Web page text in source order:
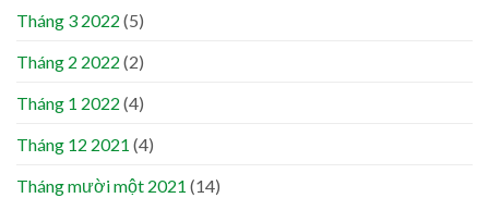
Tháng 3 2022 (5)
Tháng 2 2022 (2)
Tháng 1 2022 (4)
Tháng 12 2021 (4)
Tháng mười một 2021 (14)